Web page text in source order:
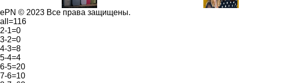
ePN © 2023 Все права защищены.
all=116
2-1=0
3-2=0
4-3=8
5-4=4
6-5=20
7-6=10